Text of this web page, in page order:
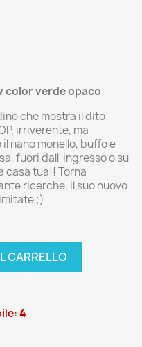
color verde opaco
che mostra il dito
irriverente, ma
nano monello, buffo e
fuori dall' ingresso o su
casa tua!! Torna
ricerche, il suo nuovo
;)
CARRELLO
4